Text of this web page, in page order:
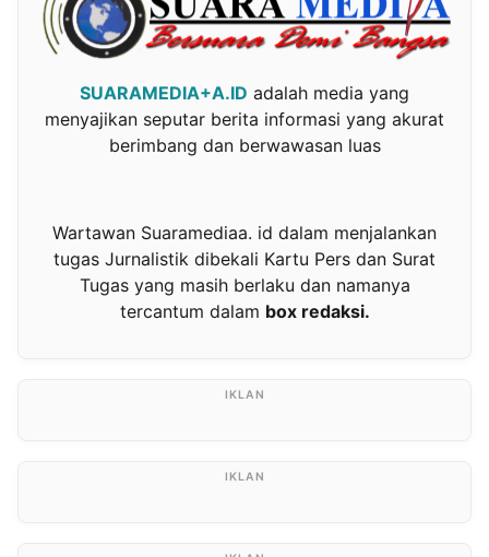
SUARAMEDIA+A.ID adalah media yang
menyajikan seputar berita informasi yang akurat
berimbang dan berwawasan luas
Wartawan Suaramediaa. id dalam menjalankan
tugas Jurnalistik dibekali Kartu Pers dan Surat
Tugas yang masih berlaku dan namanya
tercantum dalam box redaksi.